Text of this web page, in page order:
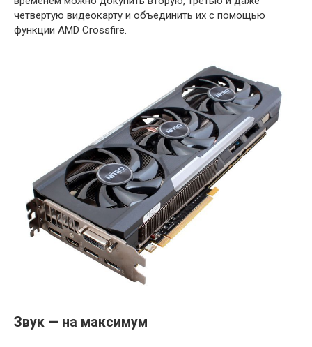
четвертую видеокарту и объединить их с помощью
функции AMD Crossfire.
Звук — на максимум